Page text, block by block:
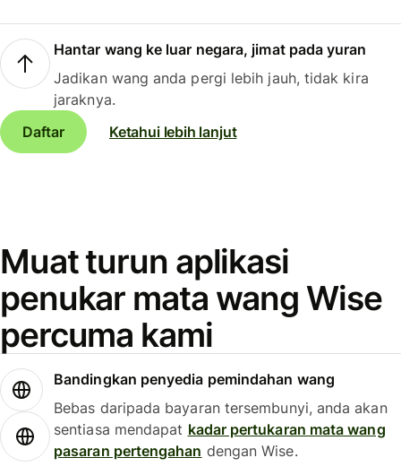
Hantar wang ke luar negara, jimat pada yuran
Jadikan wang anda pergi lebih jauh, tidak kira
jaraknya.
Daftar
Ketahui lebih lanjut
Muat turun aplikasi
penukar mata wang Wise
percuma kami
Bandingkan penyedia pemindahan wang
Bebas daripada bayaran tersembunyi, anda akan
sentiasa mendapat kadar pertukaran mata wang
pasaran pertengahan dengan Wise.